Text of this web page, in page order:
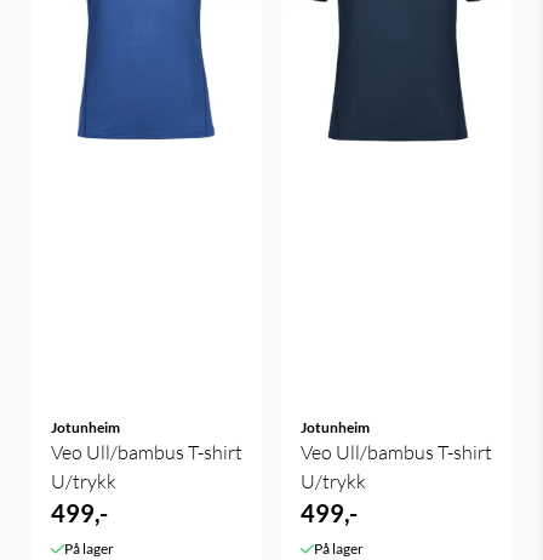
Jotunheim
Veo Ull/bambus T-shirt
U/trykk
499,-
På lager
Jotunheim
Veo Ull/bambus T-shirt
U/trykk
499,-
På lager